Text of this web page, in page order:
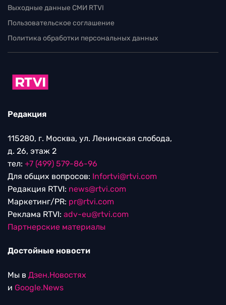
Выходные данные СМИ RTVI
Пользовательское соглашение
Политика обработки персональных данных
Редакция
115280, г. Москва, ул. Ленинская слобода,
д. 26, этаж 2
тел: +7 (499) 579-86-96
Для общих вопросов: Infortvi@rtvi.com
Редакция RTVI: news@rtvi.com
Маркетинг/PR: pr@rtvi.com
Реклама RTVI: adv-eu@rtvi.com
Партнерские материалы
Достойные новости
Мы в Дзен.Новостях
и Google.News